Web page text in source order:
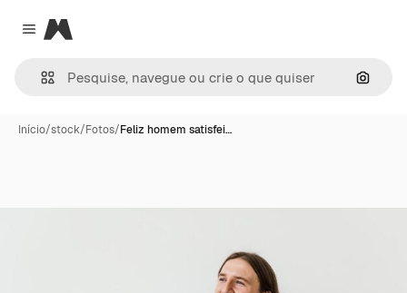
Close menu
Magnific
Início/stock/Fotos/Feliz homem satisfei…